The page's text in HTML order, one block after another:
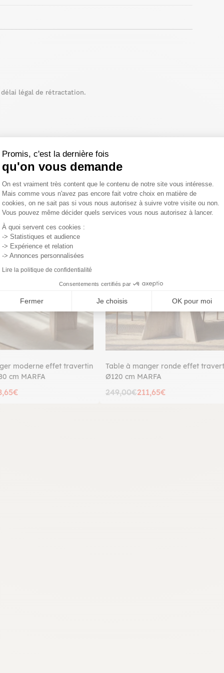
Promis, c'est la dernière fois
qu'on vous demande
Plateforme de Gestion du
On est vraiment très content que le contenu de notre site vous intéresse.
Mais comme vous n'avez pas encore fait votre choix en matière de
cookies, on ne sait pas si vous nous autorisez à suivre votre visite ou non.
Vous pouvez même décider quels services vous nous autorisez à lancer.
À quoi servent ces cookies :
-> Statistiques et audience
-> Expérience et relation
-> Annonces personnalisées
Lire la politique de confidentialité
Consentements certifiés par
Fermer Je choisis OK pour moi
légal de rétractation.
moderne effet travertin
cm MARFA
Table à manger ronde effet
Ø120 cm MARFA
249,00€211,65€